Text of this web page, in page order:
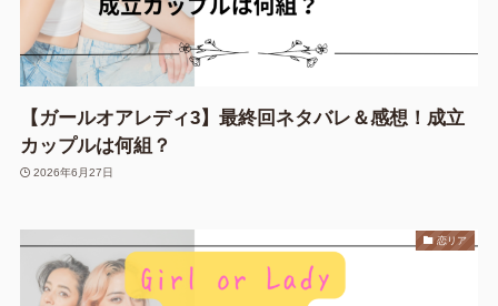
【ガールオアレディ3】最終回ネタバレ＆感想！成立
カップルは何組？
2026年6月27日
恋リア